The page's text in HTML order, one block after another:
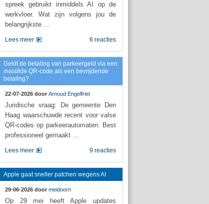
spreek gebruikt inmiddels AI op de
werkvloer. Wat zijn volgens jou de
belangrijkste ...
6 reacties
Lees meer
Geldt de betaling van parkeergeld via een
malafide QR-code als een bevrijdende
betaling?
22-07-2026 door Arnoud Engelfriet
Juridische vraag: De gemeente Den
Haag waarschuwde recent voor valse
QR-codes op parkeerautomaten. Best
professioneel gemaakt ...
9 reacties
Lees meer
Apple gaat sneller patchen wegens AI
29-06-2026 door meidoorn
Op 29 mei heeft Apple updates